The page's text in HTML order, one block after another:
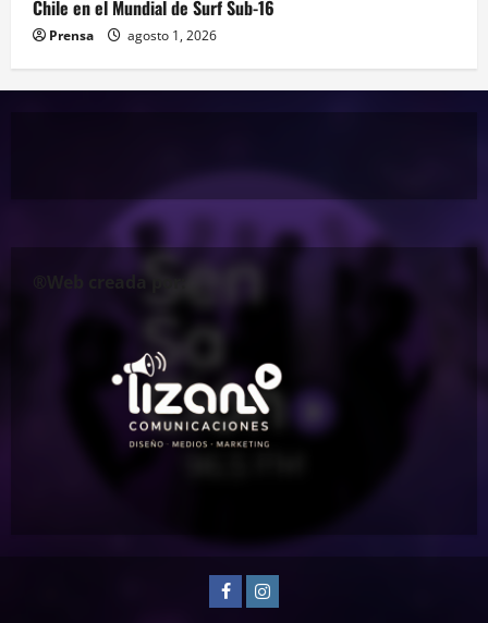
Chile en el Mundial de Surf Sub-16
Prensa agosto 1, 2026
®Web creada por:
FacebookInstagram